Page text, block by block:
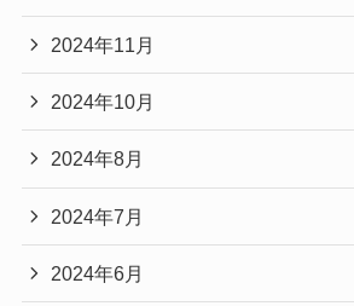
2024年11月
2024年10月
2024年8月
2024年7月
2024年6月